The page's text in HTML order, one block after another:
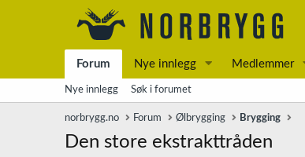
Forum Nye innlegg Medlemmer
Nye innlegg Søk i forumet
norbrygg.no Forum Ølbrygging Brygging
Den store ekstrakttråden